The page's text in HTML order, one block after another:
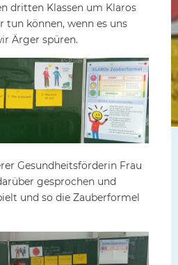
dritten Klassen um Klaros
tun können, wenn es uns
Ärger spüren.
Gesundheitsförderin Frau
gesprochen und
und so die Zauberformel